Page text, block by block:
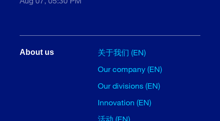
About us
关于我们 (EN)
Our company (EN)
Our divisions (EN)
Innovation (EN)
活动 (EN)